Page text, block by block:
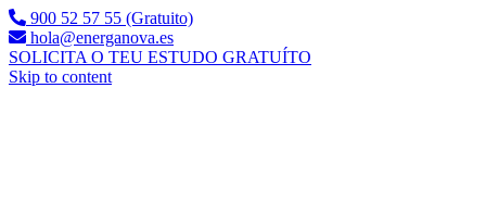
900 52 57 55 (Gratuito)
hola@energanova.es
SOLICITA O TEU ESTUDO GRATUÍTO
Skip to content